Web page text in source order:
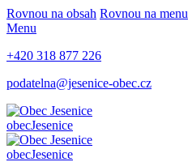
Rovnou na obsah Rovnou na menu
Menu
+420 318 877 226
podatelna@jesenice-obec.cz
obecJesenice
obecJesenice